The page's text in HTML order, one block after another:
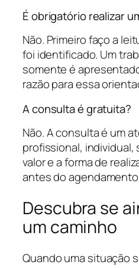
É obrigatório realizar
Não. Primeiro faço a
foi identificado. Um
somente é
razão para essa
A consulta é gratuita?
Não. A consulta é um
profissional, individual,
valor e a forma de
antes do
Descubra se
um caminho
Quando uma situação